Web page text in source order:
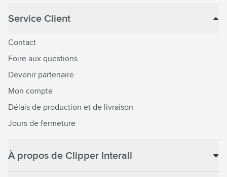
Service Client
Contact
Foire aux questions
Devenir partenaire
Mon compte
Délais de production et de livraison
Jours de fermeture
À propos de Clipper Interall